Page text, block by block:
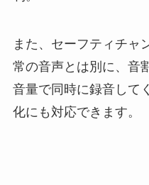
また、セーフティチャ
常の音声とは別に、音
音量で同時に録音して
化にも対応できます。